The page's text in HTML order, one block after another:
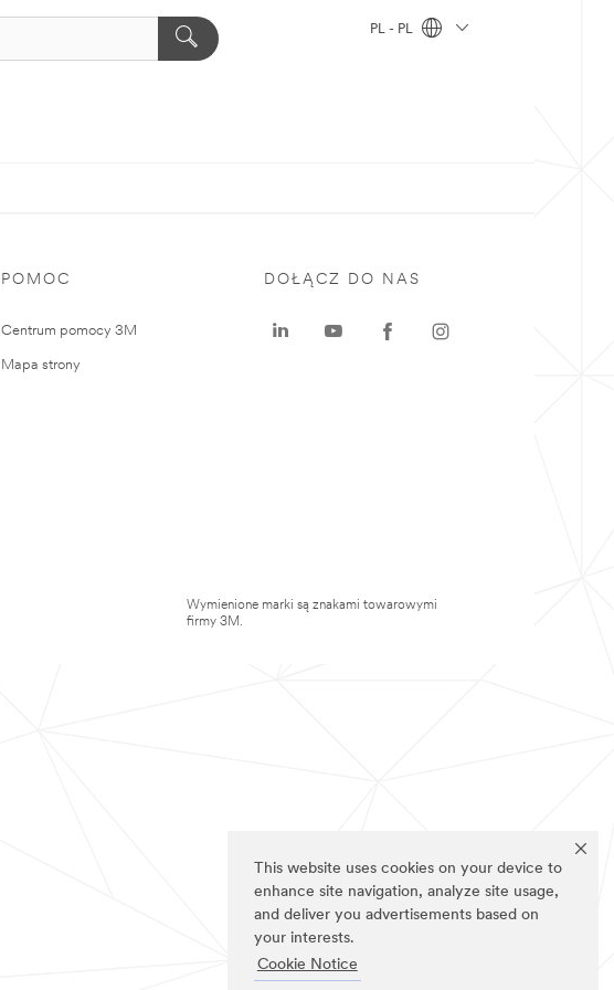
This website uses cookies on your device to
enhance site navigation, analyze site usage,
and deliver you advertisements based on
your interests.
Cookie Notice
PL - PL
POMOC
Centrum pomocy 3M
Mapa strony
DOŁĄCZ DO NAS
Wymienione marki są znakami towarowymi
firmy 3M.